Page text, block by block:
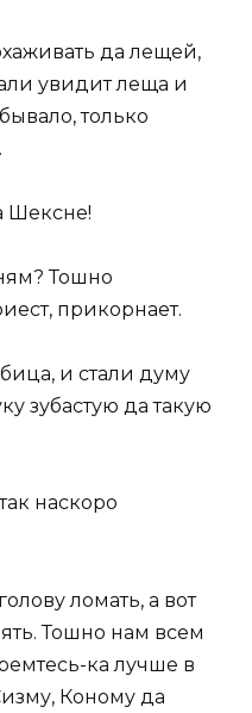
да лещей,
увидит леща и
только
Шексне!
Тошно
прикорнает.
и стали думу
зубастую да такую
наскоро
ломать, а вот
Тошно нам всем
ка лучше в
Коному да